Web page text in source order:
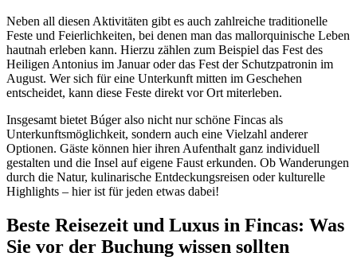
Neben all diesen Aktivitäten gibt es auch zahlreiche traditionelle
Feste und Feierlichkeiten, bei denen man das mallorquinische Leben
hautnah erleben kann. Hierzu zählen zum Beispiel das Fest des
Heiligen Antonius im Januar oder das Fest der Schutzpatronin im
August. Wer sich für eine Unterkunft mitten im Geschehen
entscheidet, kann diese Feste direkt vor Ort miterleben.
Insgesamt bietet Búger also nicht nur schöne Fincas als
Unterkunftsmöglichkeit, sondern auch eine Vielzahl anderer
Optionen. Gäste können hier ihren Aufenthalt ganz individuell
gestalten und die Insel auf eigene Faust erkunden. Ob Wanderungen
durch die Natur, kulinarische Entdeckungsreisen oder kulturelle
Highlights – hier ist für jeden etwas dabei!
Beste Reisezeit und Luxus in Fincas: Was
Sie vor der Buchung wissen sollten